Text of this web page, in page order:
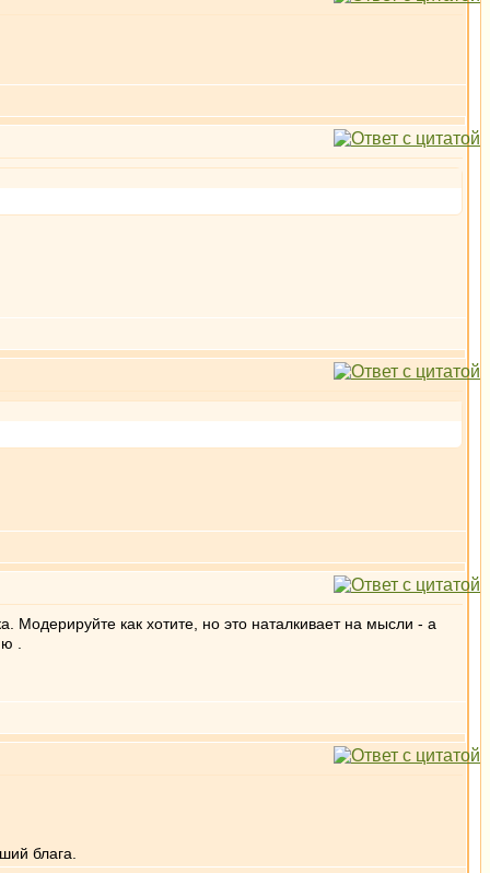
Модерируйте как хотите, но это наталкивает на мысли - а
.
блага.